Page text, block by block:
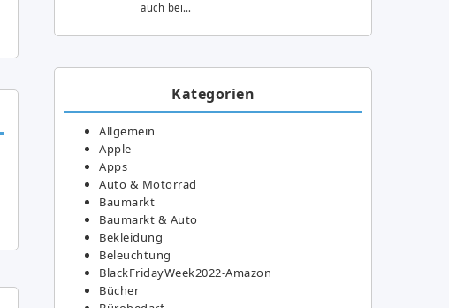
auch bei…
Kategorien
Allgemein
Apple
Apps
Auto & Motorrad
Baumarkt
Baumarkt & Auto
Bekleidung
Beleuchtung
BlackFridayWeek2022-Amazon
Bücher